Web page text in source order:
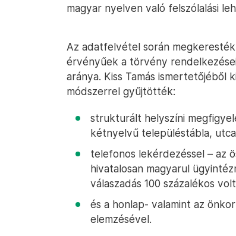
magyar nyelven való felszólalási
Az adatfelvétel során
érvényűek a törvény
aránya. Kiss Tamás
módszerrel gyűjtötték:
strukturált helyszíni
kétnyelvű településtábla,
telefonos lekérdezéssel – az
hivatalosan magyarul
válaszadás 100 százalékos
és a honlap- valamint az
elemzésével.